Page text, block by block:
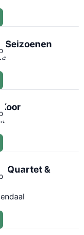
Seizoenen
Quartet &